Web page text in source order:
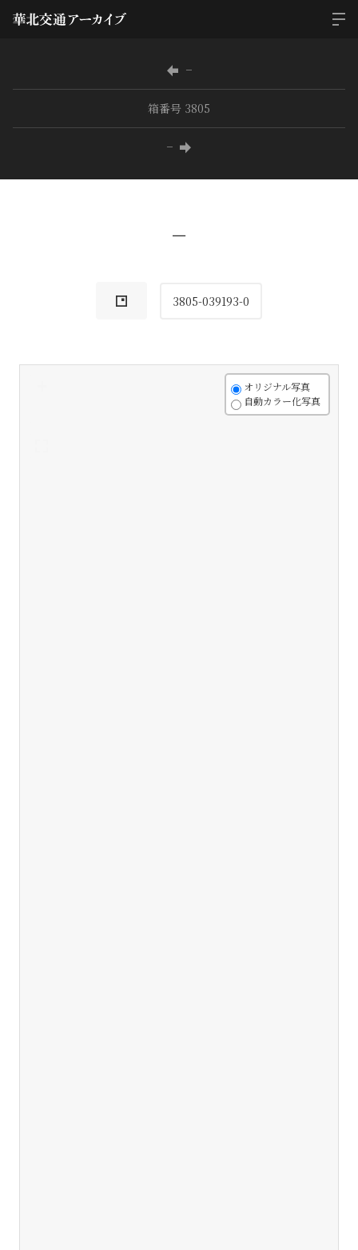
−
箱番号 3805
−
−
3805-039193-0
オリジナル写真
自動カラー化写真